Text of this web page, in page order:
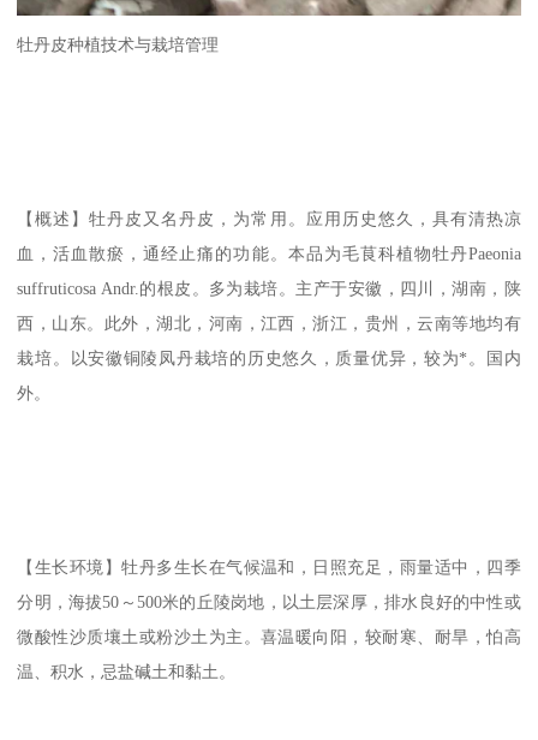
牡丹皮种植技术与栽培管理
【概述】牡丹皮又名丹皮，为常用。应用历史悠久，具有清热凉
血，活血散瘀，通经止痛的功能。本品为毛茛科植物牡丹Paeonia
suffruticosa Andr.的根皮。多为栽培。主产于安徽，四川，湖南，陕
西，山东。此外，湖北，河南，江西，浙江，贵州，云南等地均有
栽培。以安徽铜陵凤丹栽培的历史悠久，质量优异，较为*。国内
外。
【生长环境】牡丹多生长在气候温和，日照充足，雨量适中，四季
分明，海拔50～500米的丘陵岗地，以土层深厚，排水良好的中性或
微酸性沙质壤土或粉沙土为主。喜温暖向阳，较耐寒、耐旱，怕高
温、积水，忌盐碱土和黏土。